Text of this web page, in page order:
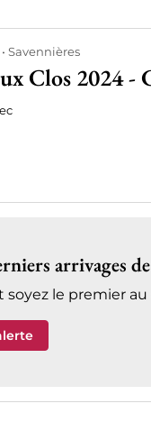
Savennières
Clos 2024 -
arrivages
soyez le premier